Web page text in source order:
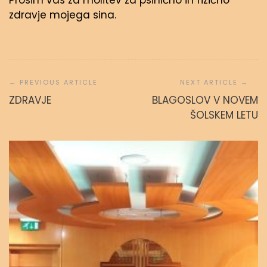
zdravje mojega sina.
prispevka
ZDRAVJE
BLAGOSLOV V NOVEM
ŠOLSKEM LETU